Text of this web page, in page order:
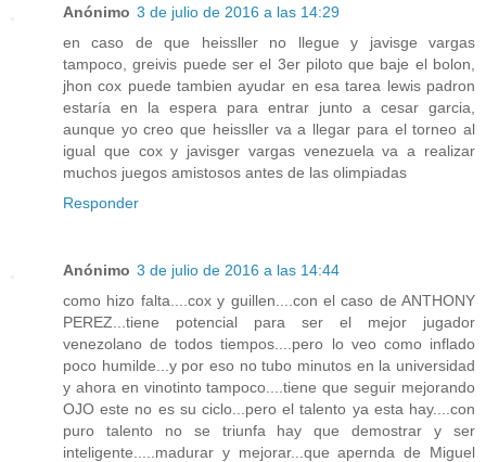
Anónimo 3 de julio de 2016 a las 14:29
en caso de que heissller no llegue y javisge vargas
tampoco, greivis puede ser el 3er piloto que baje el bolon,
jhon cox puede tambien ayudar en esa tarea lewis padron
estaría en la espera para entrar junto a cesar garcia,
aunque yo creo que heissller va a llegar para el torneo al
igual que cox y javisger vargas venezuela va a realizar
muchos juegos amistosos antes de las olimpiadas
Responder
Anónimo 3 de julio de 2016 a las 14:44
como hizo falta....cox y guillen....con el caso de ANTHONY
PEREZ...tiene potencial para ser el mejor jugador
venezolano de todos tiempos....pero lo veo como inflado
poco humilde...y por eso no tubo minutos en la universidad
y ahora en vinotinto tampoco....tiene que seguir mejorando
OJO este no es su ciclo...pero el talento ya esta hay....con
puro talento no se triunfa hay que demostrar y ser
inteligente.....madurar y mejorar...que apernda de Miguel